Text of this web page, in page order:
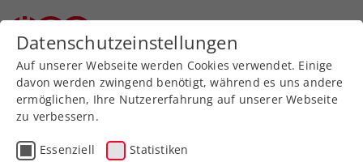
Zurück zur Newsübersicht
Rollstuhltennis
Datenschutzeinstellungen
Auf unserer Webseite werden Cookies verwendet. Einige
davon werden zwingend benötigt, während es uns andere
ermöglichen, Ihre Nutzererfahrung auf unserer Webseite
zu verbessern.
Essenziell Statistiken